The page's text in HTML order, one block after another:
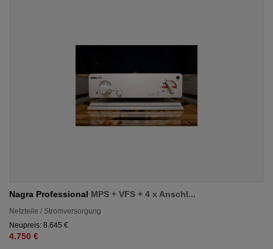
Nagra Professional MPS + VFS + 4 x Anschl...
Netzteile / Stromversorgung
Neupreis: 8.645 €
4.750 €